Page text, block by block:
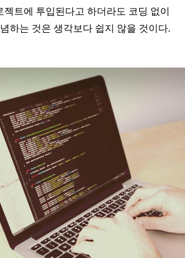
트에 투입된다고 하더라도 코딩 없이
하는 것은 생각보다 쉽지 않을 것이다.